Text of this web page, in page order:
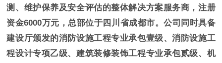
测、维护保养及安全评估的整体解决方案服务商，注册
资金6000万元，总部位于四川省成都市。公司同时具备
建设厅颁发的消防设施工程专业承包壹级、消防设施工
程设计专项乙级、建筑装修装饰工程专业承包贰级、机